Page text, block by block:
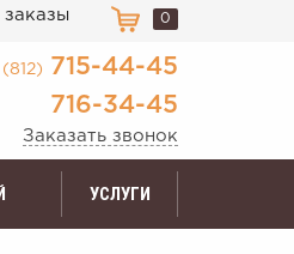
0
(812)
715-44-45
716-34-45
Заказать звонок
УСЛУГИ